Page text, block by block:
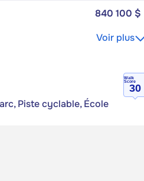
840 100 $
Voir plus
Walk
Score
30
Piste cyclable, École